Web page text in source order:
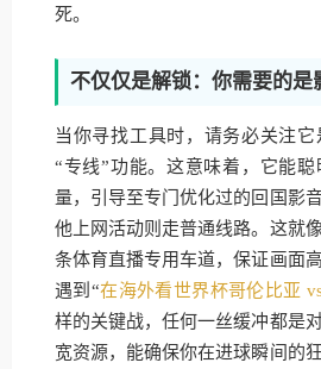
死。
不仅仅是解锁：你需要的是
当你寻找工具时，请务必关注
“专线”功能。这意味着，它能
量，引导至专门优化过的回国影
他上网活动则走普通线路。这就
条体育直播专用车道，保证画面
遇到“在海外看世界杯哥伦比亚
样的关键战，任何一丝缓冲都是
宽资源，能确保你在进球瞬间的